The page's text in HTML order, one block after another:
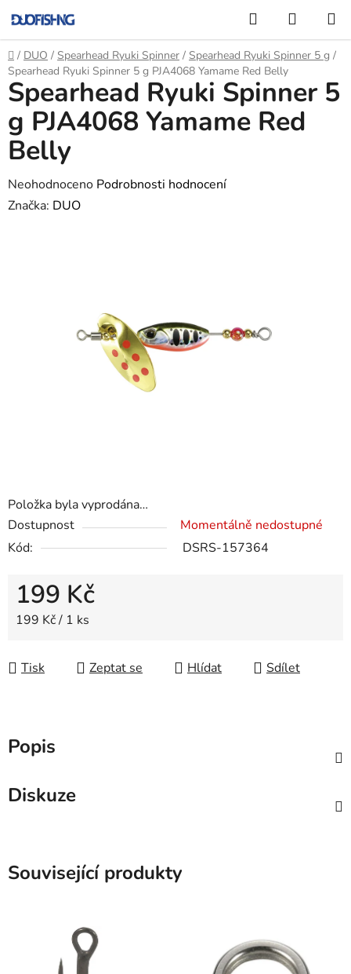
na
obsah
Hledat
KOŠÍK
Domů
/ DUO / Spearhead Ryuki Spinner / Spearhead Ryuki Spinner 5 g /
Spearhead Ryuki Spinner 5 g PJA4068 Yamame Red Belly
Položka byla vyprodána…
Dostupnost
Momentálně nedostupné
Kód:
DSRS-157364
199 Kč
Měrná cena:
199 Kč / 1 ks
Tisk Zeptat se Hlídat Sdílet
Spearhead Ryuki Spinner 5
g PJA4068 Yamame Red
Belly
Průměrné
hodnocení
Neohodnoceno Podrobnosti hodnocení
Značka: DUO
Popis
Diskuze
Související produkty